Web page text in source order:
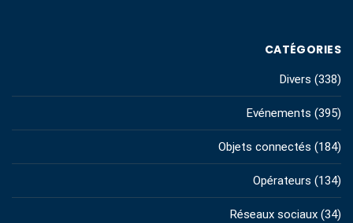
CATÉGORIES
Divers (338)
Evénements (395)
Objets connectés (184)
Opérateurs (134)
Réseaux sociaux (34)